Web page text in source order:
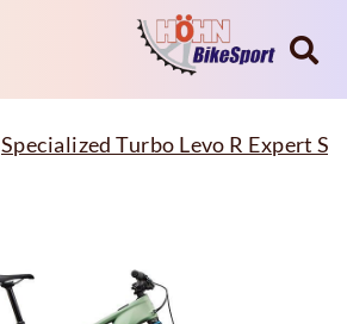
Specialized Turbo Levo R Expert